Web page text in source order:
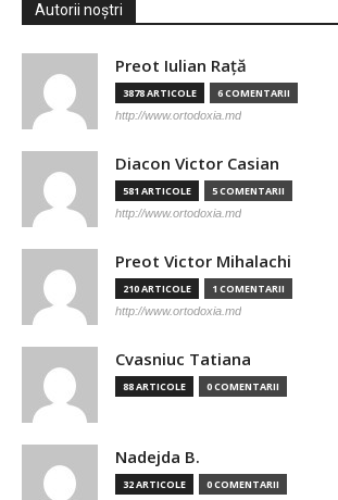
Autorii noștri
Preot Iulian Raţă
3878 ARTICOLE 6 COMENTARII
http://www.ortodoxia.md
Diacon Victor Casian
581 ARTICOLE 5 COMENTARII
http://www.ortodoxia.md
Preot Victor Mihalachi
210 ARTICOLE 1 COMENTARII
http://www.ortodoxia.md
Cvasniuc Tatiana
88 ARTICOLE 0 COMENTARII
Nadejda B.
32 ARTICOLE 0 COMENTARII